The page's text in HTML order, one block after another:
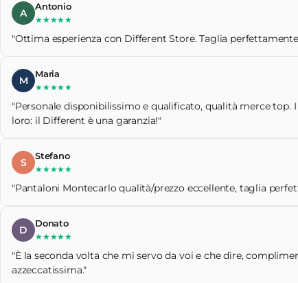
A
Antonio
★★★★★
"Ottima esperienza con Different Store. Taglia
M
Maria
★★★★★
"Personale disponibilissimo e qualificato, qualità merce
loro: il Different è una garanzia!"
S
Stefano
★★★★★
"Pantaloni Montecarlo qualità/prezzo eccellente, taglia
D
Donato
★★★★★
"È la seconda volta che mi servo da voi e che dire,
azzeccatissima."